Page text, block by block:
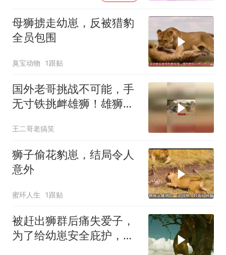
母狮掳走幼崽，反被猎豹
全员包围
臭宝动物 1跟贴
国外老哥挑战不可能，手
无寸铁挑衅雄狮！雄狮居
王二哥老搞笑
狮子偷花豹崽，结局令人
意外
蜜环人生 1跟贴
被赶出狮群后痛失爱子，
为了给幼崽安全庇护，狮